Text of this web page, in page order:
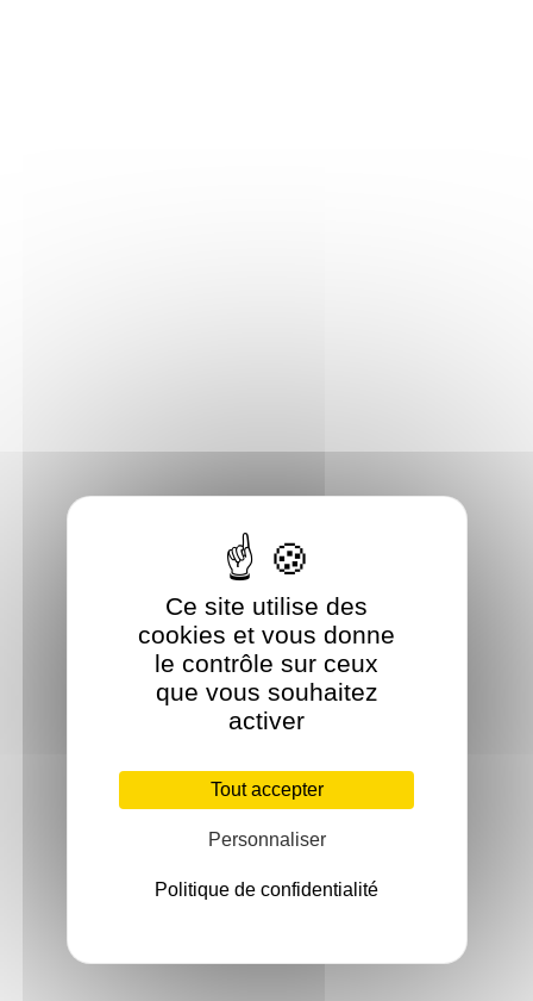
Ce site utilise des
cookies et vous donne
le contrôle sur ceux
que vous souhaitez
activer
Tout accepter
Personnaliser
Politique de confidentialité